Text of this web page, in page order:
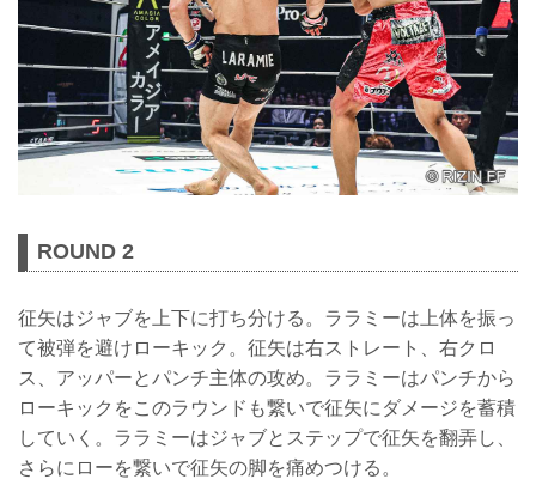
ROUND 2
征矢はジャブを上下に打ち分ける。ララミーは上体を振っ
て被弾を避けローキック。征矢は右ストレート、右クロ
ス、アッパーとパンチ主体の攻め。ララミーはパンチから
ローキックをこのラウンドも繋いで征矢にダメージを蓄積
していく。ララミーはジャブとステップで征矢を翻弄し、
さらにローを繋いで征矢の脚を痛めつける。